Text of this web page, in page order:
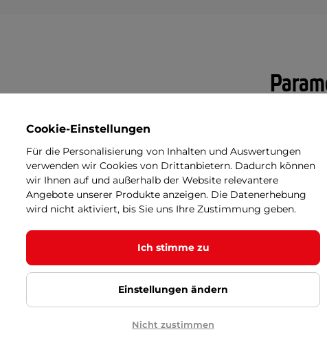
ein Helm im beeindruckenden Retro-Stil
ist ideal zum Fahren von Choppern
auch auf Rollern oder langsameren
Für maximalen Komfort ist er mit
ausgestattet, deren Wangen
gegen die grelle Sonne fahren, werden
abnehmbare Visier zu schätzen wissen.
Schlaufe zum Anbringen und Fixieren
mit einem Schnellverschluss
Verarbeitung wird durch markante
Hledí
Material
Platz für
Cookie-Einstellungen
Für die Personalisierung von Inhalten und Auswertungen
verwenden wir Cookies von Drittanbietern. Dadurch können
wir Ihnen auf und außerhalb der Website relevantere
Angebote unserer Produkte anzeigen. Die Datenerhebung
wird nicht aktiviert, bis Sie uns Ihre Zustimmung geben.
Ich stimme zu
Einstellungen ändern
Nicht zustimmen